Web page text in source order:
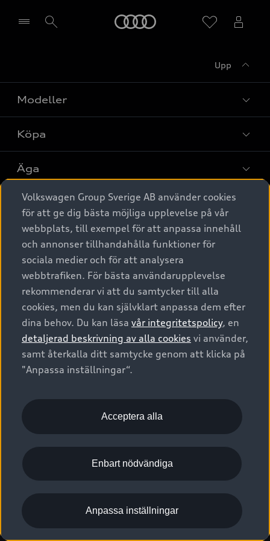
Upp
Modeller
Alla modeller
Elbilar
A6 modellerna
SUV
Avant
Audi Sport
Köpa
Privaterbjudanden
Privatleasing
Nya bilar i lager
Begagnade bilar i lager
Audi approved :plus - så gott som nya
Finansiering
Audi exclusive
Provkörning
Äga
Service & tillbehör
Audi digital services
Originaltillbehör - köp online
Garantier
Försäkring
Digitala manualer för din Audi
Audi Collection – livsstilsartiklar
Vanliga frågor
2G/3G nätet stängs ned - Hur påverkas min bil av detta?
Tjänstebil
Tjänstebil
Business lease online
Företagsleasing
Om Audi Sverige
Kontakta oss
Audi Återförsäljare/-serviceverkstad
myAudi
Pressmeddelanden
Nyhetsbrev
Vårt hållbarhetsarbete
Lediga tjänster huvudkontor
Lediga tjänster hos Audi Återförsäljare
Kommentar till mediauppgifter om dataläcka
© 2026 AUDI SVERIGE. All Rights Reserved.
Utgivare Juridiskt
Juridiskt Audi AG
Juridiskt Audi Digital Giveaway
Anpassa inställningar för cookies
Visselblåsarkanaler
Volkswagen Group Sverige AB använder cookies
för att ge dig bästa möjliga upplevelse på vår
webbplats, till exempel för att anpassa innehåll
och annonser tillhandahålla funktioner för
sociala medier och för att analysera
webbtrafiken. För bästa användarupplevelse
rekommenderar vi att du samtycker till alla
cookies, men du kan självklart anpassa dem efter
dina behov. Du kan läsa vår integritetspolicy, en
detaljerad beskrivning av alla cookies vi använder,
samt återkalla ditt samtycke genom att klicka på
"Anpassa inställningar“.
Acceptera alla
Enbart nödvändiga
Anpassa inställningar